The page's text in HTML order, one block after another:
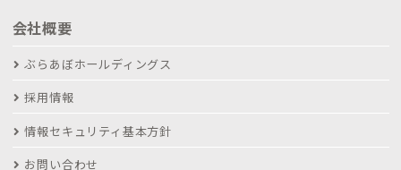
会社概要
ぶらあぼホールディングス
採用情報
情報セキュリティ基本方針
お問い合わせ